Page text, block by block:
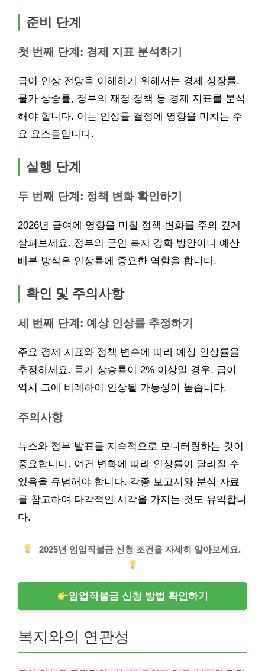
준비 단계
첫 번째 단계: 경제 지표 분석하기
급여 인상 전망을 이해하기 위해서는 경제 성장률,
물가 상승률, 정부의 재정 정책 등 경제 지표를 분석
해야 합니다. 이는 인상률 결정에 영향을 미치는 주
요 요소들입니다.
실행 단계
두 번째 단계: 정책 변화 확인하기
2026년 급여에 영향을 미칠 정책 변화를 주의 깊게
살펴보세요. 정부의 군인 복지 강화 방안이나 예산
배분 방식은 인상률에 중요한 역할을 합니다.
확인 및 주의사항
세 번째 단계: 예상 인상률 추정하기
주요 경제 지표와 정책 변수에 따라 예상 인상률을
추정하세요. 물가 상승률이 2% 이상일 경우, 급여
역시 그에 비례하여 인상될 가능성이 높습니다.
주의사항
뉴스와 정부 발표를 지속적으로 모니터링하는 것이
중요합니다. 여건 변화에 따라 인상률이 달라질 수
있음을 유념해야 합니다. 각종 보고서와 분석 자료
를 참고하여 다각적인 시각을 가지는 것도 유익합니
다.
2025년 임업직불금 신청 조건을 자세히 알아보세요.
임업직불금 신청 방법 확인하기
복지와의 연관성